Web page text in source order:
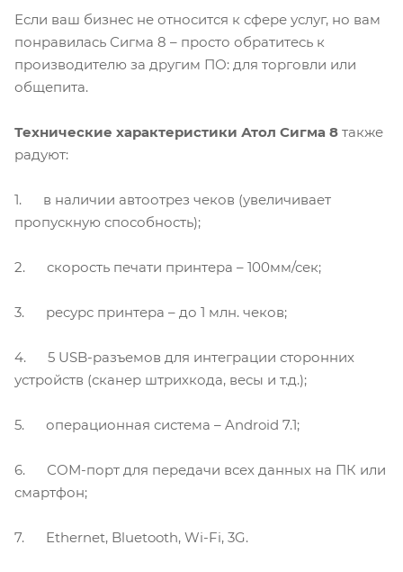
Если ваш бизнес не относится к сфере услуг, но вам
понравилась Сигма 8 – просто обратитесь к
производителю за другим ПО: для торговли или
общепита.
Технические характеристики Атол Сигма 8 также
радуют:
1. в наличии автоотрез чеков (увеличивает
пропускную способность);
2. скорость печати принтера – 100мм/сек;
3. ресурс принтера – до 1 млн. чеков;
4. 5 USB-разъемов для интеграции сторонних
устройств (сканер штрихкода, весы и т.д.);
5. операционная система – Android 7.1;
6. СОМ-порт для передачи всех данных на ПК или
смартфон;
7. Ethernet, Bluetooth, Wi-Fi, 3G.